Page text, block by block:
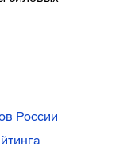
России